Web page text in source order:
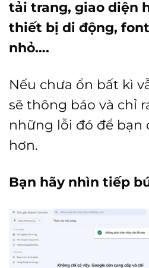
tải trang, giao diện
thiết bị di động,
nhỏ….
Nếu chưa ổn bất kì
sẽ thông báo và chỉ
những lỗi đó để bạn
hơn.
Bạn hãy nhìn tiếp